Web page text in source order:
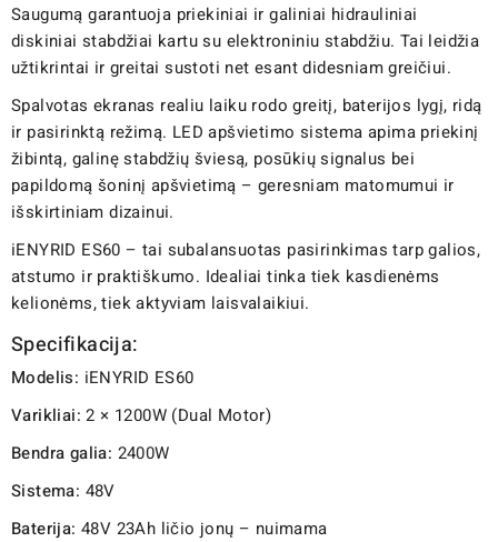
Saugumą garantuoja priekiniai ir galiniai hidrauliniai
diskiniai stabdžiai kartu su elektroniniu stabdžiu. Tai leidžia
užtikrintai ir greitai sustoti net esant didesniam greičiui.
Spalvotas ekranas realiu laiku rodo greitį, baterijos lygį, ridą
ir pasirinktą režimą. LED apšvietimo sistema apima priekinį
žibintą, galinę stabdžių šviesą, posūkių signalus bei
papildomą šoninį apšvietimą – geresniam matomumui ir
išskirtiniam dizainui.
iENYRID ES60 – tai subalansuotas pasirinkimas tarp galios,
atstumo ir praktiškumo. Idealiai tinka tiek kasdienėms
kelionėms, tiek aktyviam laisvalaikiui.
Specifikacija:
Modelis: iENYRID ES60
Varikliai: 2 × 1200W (Dual Motor)
Bendra galia: 2400W
Sistema: 48V
Baterija: 48V 23Ah ličio jonų – nuimama